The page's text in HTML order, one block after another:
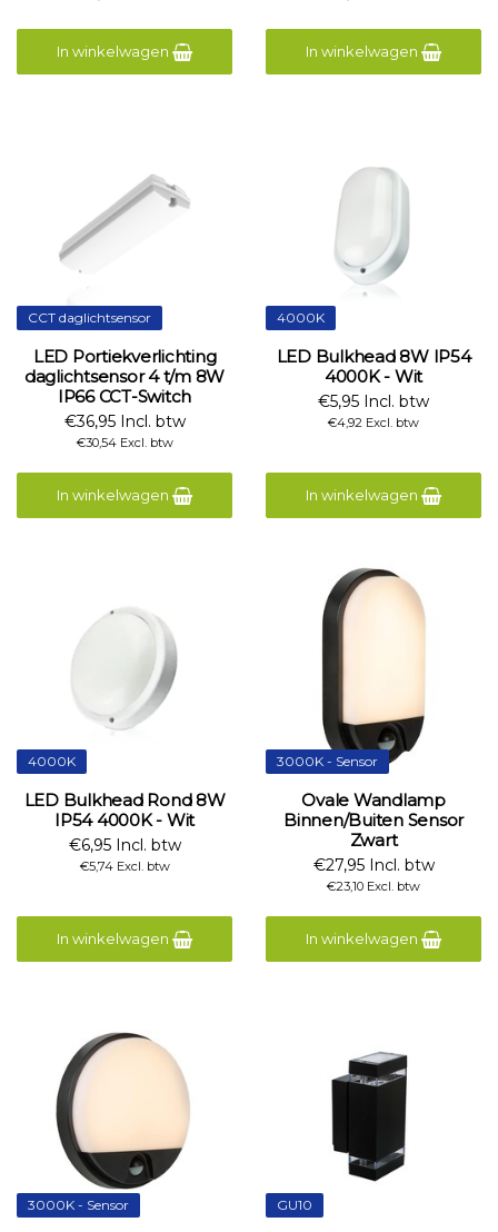
In winkelwagen In winkelwagen
CCT daglichtsensor
LED Portiekverlichting
daglichtsensor 4 t/m 8W
IP66 CCT-Switch
€36,95 Incl. btw
€30,54 Excl. btw
In winkelwagen
4000K
LED Bulkhead 8W IP54
4000K - Wit
€5,95 Incl. btw
€4,92 Excl. btw
In winkelwagen
4000K
LED Bulkhead Rond 8W
IP54 4000K - Wit
€6,95 Incl. btw
€5,74 Excl. btw
In winkelwagen
3000K - Sensor
Ovale Wandlamp
Binnen/Buiten Sensor
Zwart
€27,95 Incl. btw
€23,10 Excl. btw
In winkelwagen
3000K - Sensor GU10